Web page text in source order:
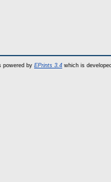
powered by EPrints 3.4 which is